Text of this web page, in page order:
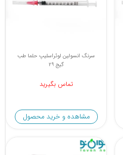
سرنگ انسولین لوئراسلیپ حلما طب
گیج 29
تماس بگیرید
مشاهده و خرید محصول